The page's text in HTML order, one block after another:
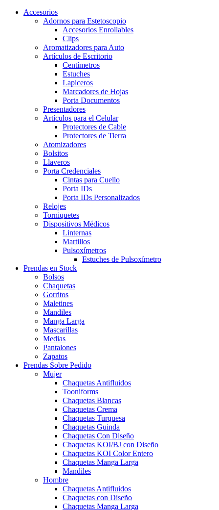
Accesorios
Adornos para Estetoscopio
Accesorios Enrollables
Clips
Aromatizadores para Auto
Artículos de Escritorio
Centímetros
Estuches
Lapiceros
Marcadores de Hojas
Porta Documentos
Presentadores
Artículos para el Celular
Protectores de Cable
Protectores de Tierra
Atomizadores
Bolsitos
Llaveros
Porta Credenciales
Cintas para Cuello
Porta IDs
Porta IDs Personalizados
Relojes
Torniquetes
Dispositivos Médicos
Linternas
Martillos
Pulsoxímetros
Estuches de Pulsoxímetro
Prendas en Stock
Bolsos
Chaquetas
Gorritos
Maletines
Mandiles
Manga Larga
Mascarillas
Medias
Pantalones
Zapatos
Prendas Sobre Pedido
Mujer
Chaquetas Antifluidos
Tooniforms
Chaquetas Blancas
Chaquetas Crema
Chaquetas Turquesa
Chaquetas Guinda
Chaquetas Con Diseño
Chaquetas KOI/BJ con Diseño
Chaquetas KOI Color Entero
Chaquetas Manga Larga
Mandiles
Hombre
Chaquetas Antifluidos
Chaquetas con Diseño
Chaquetas Manga Larga